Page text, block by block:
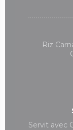
Riz
Servit avec